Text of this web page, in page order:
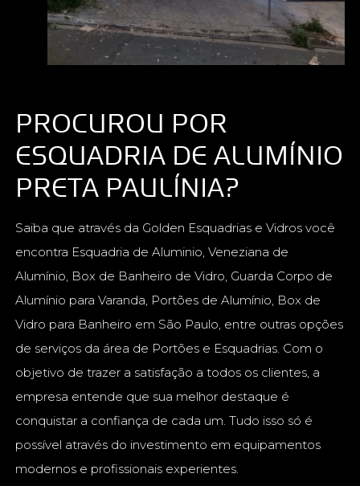
PROCUROU POR
ESQUADRIA DE ALUMÍNIO
PRETA PAULÍNIA?
Saiba que através da Golden Esquadrias e Vidros você
encontra Esquadria de Aluminio, Veneziana de
Alumínio, Box de Banheiro de Vidro, Guarda Corpo de
Alumínio para Varanda, Portões de Alumínio, Box de
Vidro para Banheiro em São Paulo, entre outras opções
de serviços da área de Portões e Esquadrias. Com o
objetivo de trazer a satisfação a todos os clientes, a
empresa entende que sua melhor destaque é
conquistar a confiança de cada um. Tudo isso só é
possível através do investimento em equipamentos
modernos e profissionais experientes.